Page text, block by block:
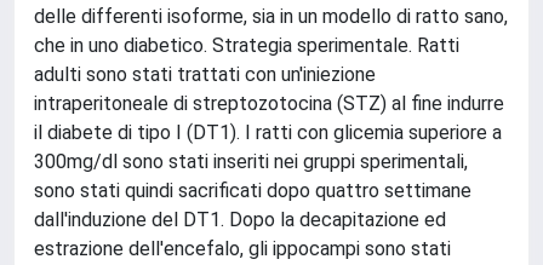
delle differenti isoforme, sia in un modello di ratto sano,
che in uno diabetico. Strategia sperimentale. Ratti
adulti sono stati trattati con un'iniezione
intraperitoneale di streptozotocina (STZ) al fine indurre
il diabete di tipo I (DT1). I ratti con glicemia superiore a
300mg/dl sono stati inseriti nei gruppi sperimentali,
sono stati quindi sacrificati dopo quattro settimane
dall'induzione del DT1. Dopo la decapitazione ed
estrazione dell'encefalo, gli ippocampi sono stati